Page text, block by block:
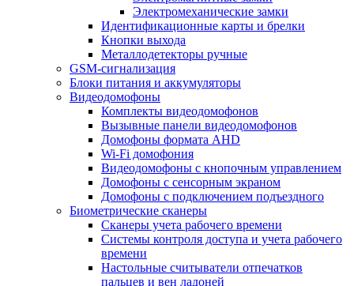
Электромеханические замки
Идентификационные карты и брелки
Кнопки выхода
Металлодетекторы ручные
GSM-сигнализация
Блоки питания и аккумуляторы
Видеодомофоны
Комплекты видеодомофонов
Вызывные панели видеодомофонов
Домофоны формата AHD
Wi-Fi домофония
Видеодомофоны с кнопочным управлением
Домофоны с сенсорным экраном
Домофоны с подключением подъездного
Биометрические сканеры
Сканеры учета рабочего времени
Системы контроля доступа и учета рабочего
времени
Настольные считыватели отпечатков
пальцев и вен ладоней